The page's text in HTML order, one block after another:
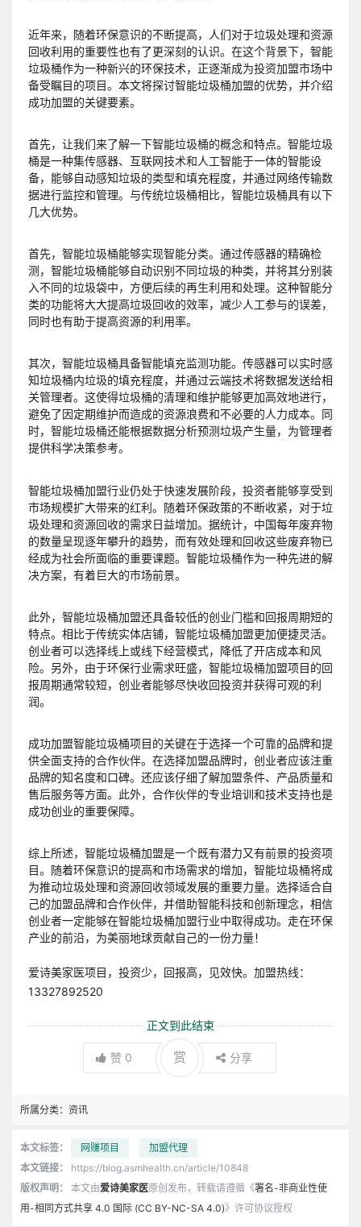
近年来，随着环保意识的不断提高，人们对于垃圾处理和资源
回收利用的重要性也有了更深刻的认识。在这个背景下，智能
垃圾桶作为一种新兴的环保技术，正逐渐成为投资加盟市场中
备受瞩目的项目。本文将探讨智能垃圾桶加盟的优势，并介绍
成功加盟的关键要素。
首先，让我们来了解一下智能垃圾桶的概念和特点。智能垃圾
桶是一种集传感器、互联网技术和人工智能于一体的智能设
备，能够自动感知垃圾的类型和填充程度，并通过网络传输数
据进行监控和管理。与传统垃圾桶相比，智能垃圾桶具有以下
几大优势。
首先，智能垃圾桶能够实现智能分类。通过传感器的精确检
测，智能垃圾桶能够自动识别不同垃圾的种类，并将其分别装
入不同的垃圾袋中，方便后续的再生利用和处理。这种智能分
类的功能将大大提高垃圾回收的效率，减少人工参与的误差，
同时也有助于提高资源的利用率。
其次，智能垃圾桶具备智能填充监测功能。传感器可以实时感
知垃圾桶内垃圾的填充程度，并通过云端技术将数据发送给相
关管理者。这使得垃圾桶的清理和维护能够更加高效地进行，
避免了因定期维护而造成的资源浪费和不必要的人力成本。同
时，智能垃圾桶还能根据数据分析预测垃圾产生量，为管理者
提供科学决策参考。
智能垃圾桶加盟行业仍处于快速发展阶段，投资者能够享受到
市场规模扩大带来的红利。随着环保政策的不断收紧，对于垃
圾处理和资源回收的需求日益增加。据统计，中国每年废弃物
的数量呈现逐年攀升的趋势，而有效处理和回收这些废弃物已
经成为社会所面临的重要课题。智能垃圾桶作为一种先进的解
决方案，有着巨大的市场前景。
此外，智能垃圾桶加盟还具备较低的创业门槛和回报周期短的
特点。相比于传统实体店铺，智能垃圾桶加盟更加便捷灵活。
创业者可以选择线上或线下经营模式，降低了开店成本和风
险。另外，由于环保行业需求旺盛，智能垃圾桶加盟项目的回
报周期通常较短，创业者能够尽快收回投资并获得可观的利
润。
成功加盟智能垃圾桶项目的关键在于选择一个可靠的品牌和提
供全面支持的合作伙伴。在选择加盟品牌时，创业者应该注重
品牌的知名度和口碑。还应该仔细了解加盟条件、产品质量和
售后服务等方面。此外，合作伙伴的专业培训和技术支持也是
成功创业的重要保障。
综上所述，智能垃圾桶加盟是一个既有潜力又有前景的投资项
目。随着环保意识的提高和市场需求的增加，智能垃圾桶将成
为推动垃圾处理和资源回收领域发展的重要力量。选择适合自
己的加盟品牌和合作伙伴，并借助智能科技和创新理念，相信
创业者一定能够在智能垃圾桶加盟行业中取得成功。走在环保
产业的前沿，为美丽地球贡献自己的一份力量！
爱诗美家医项目，投资少，回报高，见效快。加盟热线：
13327892520
正文到此结束
赞 0 赏 分享
所属分类： 资讯
本文标签： 网赚项目
加盟代理
本文链接：
https://blog.asmhealth.cn/article/10848
版权声明：
本文由爱诗美家医原创发布，转载请遵循《署名-非商业性使
用-相同方式共享 4.0 国际 (CC BY-NC-SA 4.0)》许可协议授权